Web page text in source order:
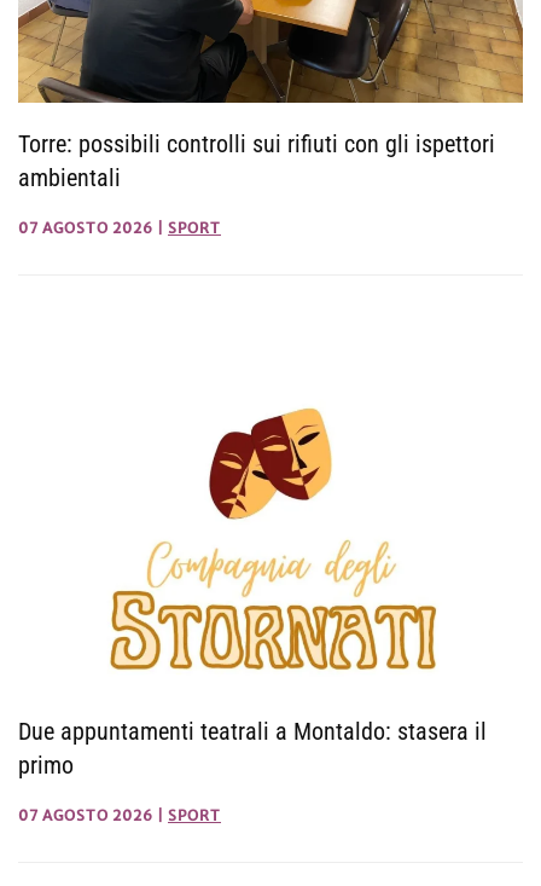
Torre: possibili controlli sui rifiuti con gli ispettori
ambientali
07 AGOSTO 2026 SPORT
Due appuntamenti teatrali a Montaldo: stasera il
primo
07 AGOSTO 2026 SPORT